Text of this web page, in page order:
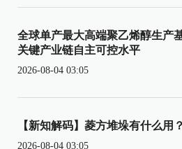
全球单产最大高端聚乙烯醇生产
关键产业链自主可控水平
2026-08-04 03:05
【新知解码】菱方堆垛有什么用？
2026-08-04 03:05